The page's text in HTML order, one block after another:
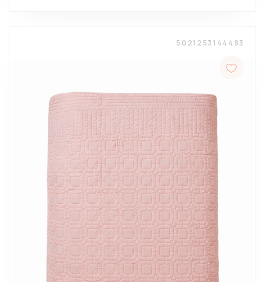
5021253144483